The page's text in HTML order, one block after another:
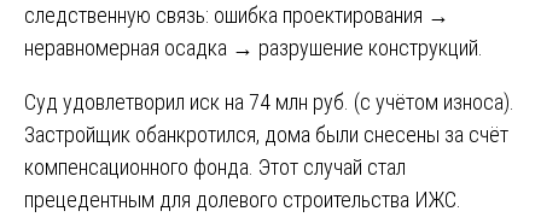
следственную связь: ошибка проектирования →
неравномерная осадка → разрушение конструкций.
Суд удовлетворил иск на 74 млн руб. (с учётом износа).
Застройщик обанкротился, дома были снесены за счёт
компенсационного фонда. Этот случай стал
прецедентным для долевого строительства ИЖС.